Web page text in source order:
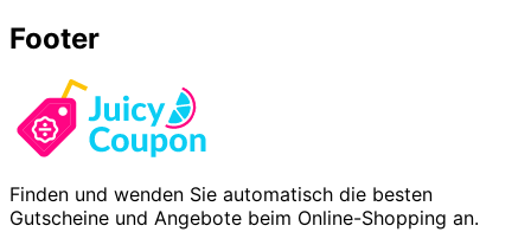
Footer
Finden und wenden Sie automatisch die besten
Gutscheine und Angebote beim Online-Shopping an.